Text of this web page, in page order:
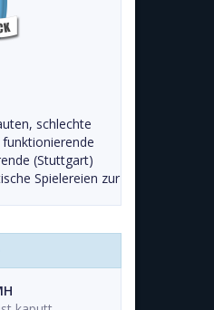
schlechte
(Stuttgart)
Spielereien zur